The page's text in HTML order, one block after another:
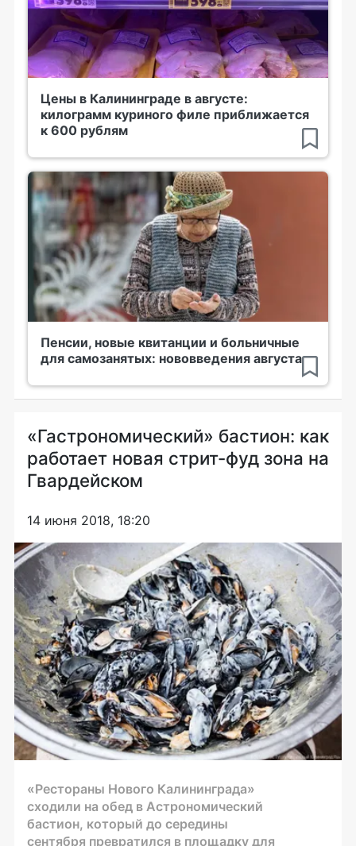
Цены в Калининграде в августе:
килограмм куриного филе приближается
к 600 рублям
Пенсии, новые квитанции и больничные
для самозанятых: нововведения августа
«Гастрономический» бастион: как
работает новая стрит-фуд зона на
Гвардейском
14 июня 2018, 18:20
«Рестораны Нового Калининграда»
сходили на обед в Астрономический
бастион, который до середины
сентября превратился в площадку для